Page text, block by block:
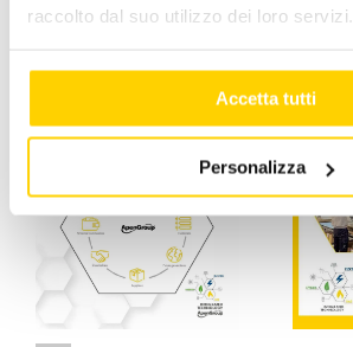
raccolto dal suo utilizzo dei loro servizi.
Accetta tutti
Personalizza
Post correlati